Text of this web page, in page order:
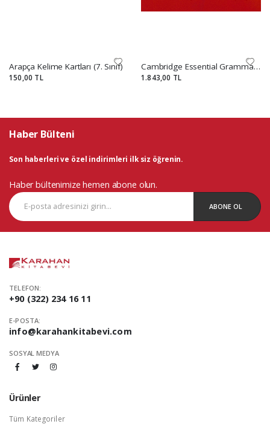
Arapça Kelime Kartları (7. Sınıf)
150,00 TL
Cambridge Essential Grammar İn Use With Answers (Kırmızı)
1.843,00 TL
Haber Bülteni
Son haberleri ve özel indirimleri ilk siz öğrenin.
Haber bültenimize hemen abone olun.
ABONE OL
TELEFON:
+90 (322) 234 16 11
E-POSTA:
info@karahankitabevi.com
SOSYAL MEDYA
Ürünler
Tüm Kategoriler